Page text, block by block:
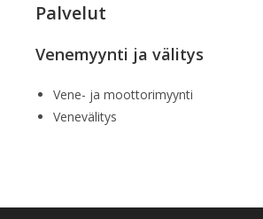
Palvelut
Venemyynti ja välitys
Vene- ja moottorimyynti
Venevälitys